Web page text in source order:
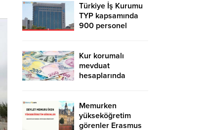
Türkiye İş Kurumu
TYP kapsamında
900 personel
yapılır?
Kur korumalı
mevduat
hesaplarında
Memurken
yükseköğretim
görenler Erasmus